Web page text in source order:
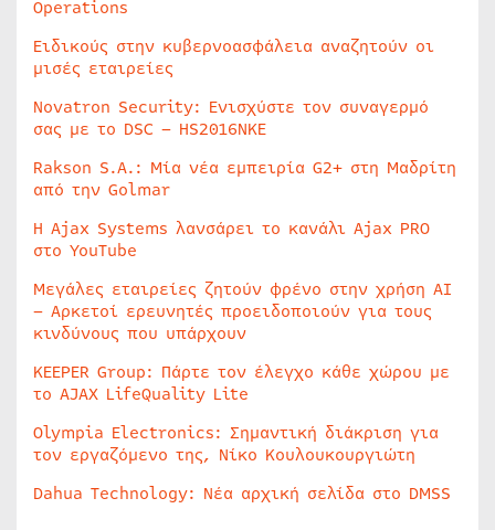
Operations
Ειδικούς στην κυβερνοασφάλεια αναζητούν οι
μισές εταιρείες
Novatron Security: Ενισχύστε τον συναγερμό
σας με το DSC – HS2016NKE
Rakson S.A.: Μία νέα εμπειρία G2+ στη Μαδρίτη
από την Golmar
Η Ajax Systems λανσάρει το κανάλι Ajax PRO
στο YouTube
Μεγάλες εταιρείες ζητούν φρένο στην χρήση AI
– Αρκετοί ερευνητές προειδοποιούν για τους
κινδύνους που υπάρχουν
KEEPER Group: Πάρτε τον έλεγχο κάθε χώρου με
το AJAX LifeQuality Lite
Olympia Electronics: Σημαντική διάκριση για
τον εργαζόμενο της, Νίκο Κουλουκουργιώτη
Dahua Technology: Νέα αρχική σελίδα στο DMSS